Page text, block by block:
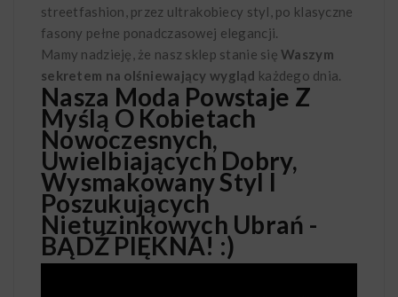
streetfashion, przez ultrakobiecy styl, po klasyczne
fasony pełne ponadczasowej elegancji.
Mamy nadzieję, że nasz sklep stanie sięWaszym
sekretem na olśniewający wygląd każdego dnia.
Nasza Moda Powstaje Z
Myślą O Kobietach
Nowoczesnych,
Uwielbiających Dobry,
Wysmakowany Styl I
Poszukujących
Nietuzinkowych Ubrań -
BĄDŹ PIĘKNA! :)